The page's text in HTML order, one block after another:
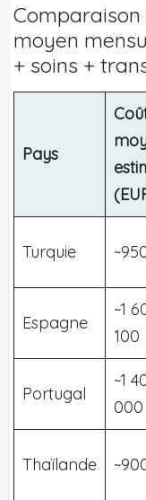
moyen
+ soins +
Pays
Turquie
Espagne
~1
100
Portugal
~1
000
Thaïlande